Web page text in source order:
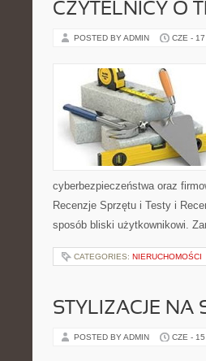
CZYTELNICY O
POSTED BY ADMIN CZE -
cyberbezpieczeństwa oraz
Recenzje Sprzętu i Testy i
sposób bliski użytkownikowi.
CATEGORIES: NIERUCHOMOŚCI
STYLIZACJE NA
POSTED BY ADMIN CZE -